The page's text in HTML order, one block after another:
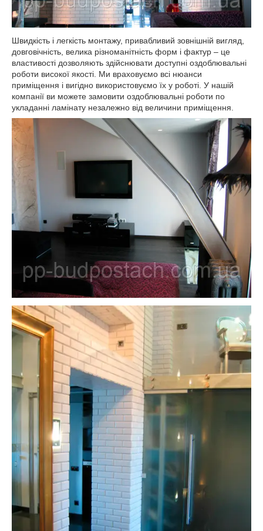
Швидкість і легкість монтажу, привабливий зовнішній вигляд,
довговічність, велика різноманітність форм і фактур – це
властивості дозволяють здійснювати доступні оздоблювальні
роботи високої якості. Ми враховуємо всі нюанси
приміщення і вигідно використовуємо їх у роботі. У нашій
компанії ви можете замовити оздоблювальні роботи по
укладанні ламінату незалежно від величини приміщення.